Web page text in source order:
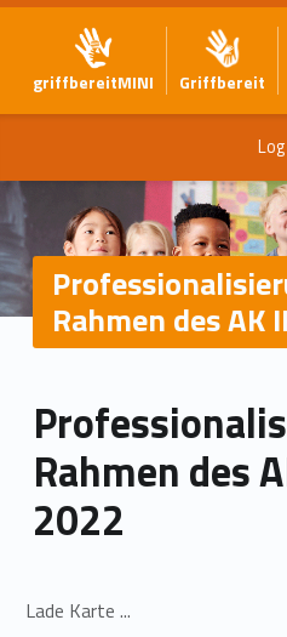
griffbereitMINI Griffbereit
Rahmen des AK
Rahmen des
2022
Lade Karte ...